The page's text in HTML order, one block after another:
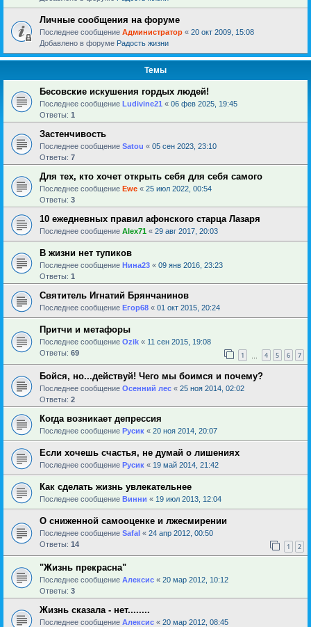
Личные сообщения на форуме
Последнее сообщение Администратор « 20 окт 2009, 15:08
Добавлено в форуме Радость жизни
Темы
Бесовские искушения гордых людей!
Последнее сообщение Ludivine21 « 06 фев 2025, 19:45
Ответы: 1
Застенчивость
Последнее сообщение Satou « 05 сен 2023, 23:10
Ответы: 7
Для тех, кто хочет открыть себя для себя самого
Последнее сообщение Ewe « 25 июл 2022, 00:54
Ответы: 3
10 ежедневных правил афонского старца Лазаря
Последнее сообщение Alex71 « 29 авг 2017, 20:03
В жизни нет тупиков
Последнее сообщение Нина23 « 09 янв 2016, 23:23
Ответы: 1
Святитель Игнатий Брянчанинов
Последнее сообщение Егор68 « 01 окт 2015, 20:24
Притчи и метафоры
Последнее сообщение Ozik « 11 сен 2015, 19:08
Ответы: 69 1 4 5 6 7
Бойся, но...действуй! Чего мы боимся и почему?
Последнее сообщение Осенний лес « 25 ноя 2014, 02:02
Ответы: 2
Когда возникает депрессия
Последнее сообщение Русик « 20 ноя 2014, 20:07
Если хочешь счастья, не думай о лишениях
Последнее сообщение Русик « 19 май 2014, 21:42
Как сделать жизнь увлекательнее
Последнее сообщение Винни « 19 июл 2013, 12:04
О сниженной самооценке и лжесмирении
Последнее сообщение Safal « 24 апр 2012, 00:50
Ответы: 14 1 2
"Жизнь прекрасна"
Последнее сообщение Алексис « 20 мар 2012, 10:12
Ответы: 3
Жизнь сказала - нет........
Последнее сообщение Алексис « 20 мар 2012, 08:45